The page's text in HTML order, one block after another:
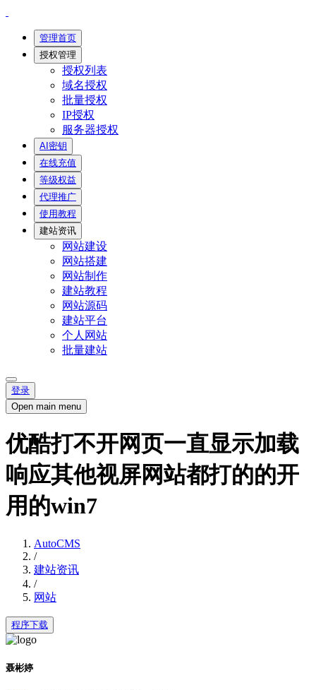
管理首页
授权管理
授权列表
域名授权
批量授权
IP授权
服务器授权
AI密钥
在线充值
等级权益
代理推广
使用教程
建站资讯
网站建设
网站搭建
网站制作
建站教程
网站源码
建站平台
个人网站
批量建站
登录
Open main menu
优酷打不开网页一直显示加载
响应其他视屏网站都打的的开
用的win7
AutoCMS
/
建站资讯
/
网站
程序下载
聂彬婷